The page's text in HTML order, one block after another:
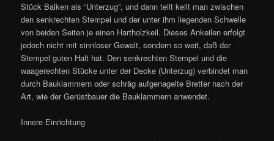
Stück Balken als “Unterzug”, und dann teilt keilt man zwischen
den senkrechten Stempel und der unter ihm liegenden Schwelle
von beiden Seiten je einen Hartholzkeil. Dieses Ankeilen erfolgt
jedoch nicht mit sinnloser Gewalt, sondern so weit, daß der
Stempel guten Halt hat. Den senkrechten Stempel und die
waagerechten Stücke unter der Decke (Unterzug) verbindet man
durch Bauklammern oder schräg aufgenagelte Bretter nach der
Art, wie der Gerüstbauer die Bauklammern anwendet.
Innere Einrichtung